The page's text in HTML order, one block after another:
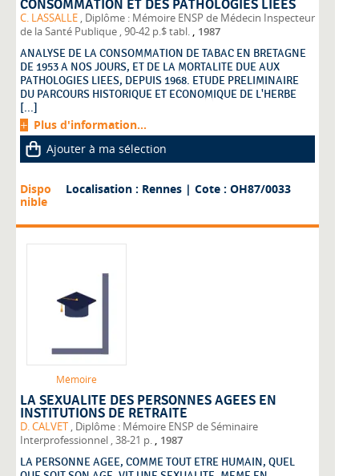
CONSOMMATION ET DES PATHOLOGIES LIEES
C. LASSALLE , Diplôme : Mémoire ENSP de Médecin Inspecteur
de la Santé Publique , 90-42 p.$ tabl. , 1987
ANALYSE DE LA CONSOMMATION DE TABAC EN BRETAGNE
DE 1953 A NOS JOURS, ET DE LA MORTALITE DUE AUX
PATHOLOGIES LIEES, DEPUIS 1968. ETUDE PRELIMINAIRE
DU PARCOURS HISTORIQUE ET ECONOMIQUE DE L'HERBE
[...]
Plus d'information...
Ajouter à ma sélection
Dispo
nible
Localisation : Rennes | Cote : OH87/0033
Mémoire
LA SEXUALITE DES PERSONNES AGEES EN
INSTITUTIONS DE RETRAITE
D. CALVET , Diplôme : Mémoire ENSP de Séminaire
Interprofessionnel , 38-21 p. , 1987
LA PERSONNE AGEE, COMME TOUT ETRE HUMAIN, QUEL